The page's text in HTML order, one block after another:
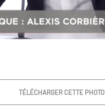
TÉLÉCHARGER CETTE PHOTO